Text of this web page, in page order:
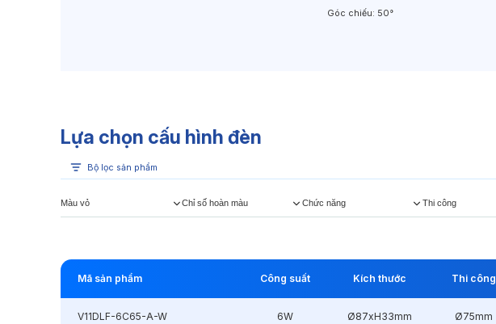
Góc chiếu: 50°
Lựa chọn cấu hình đèn
Bộ lọc sản phẩm
Màu vỏ Chỉ số hoàn màu Chức năng Thi công
Mã sản phẩm Công suất Kích thước Thi công
V11DLF-6C65-A-W 6W Ø87xH33mm Ø75mm